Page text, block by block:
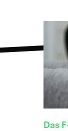
Das